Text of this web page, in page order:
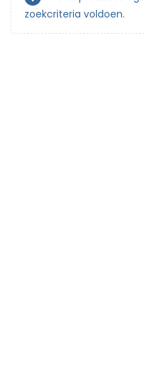
zoekcriteria voldoen.